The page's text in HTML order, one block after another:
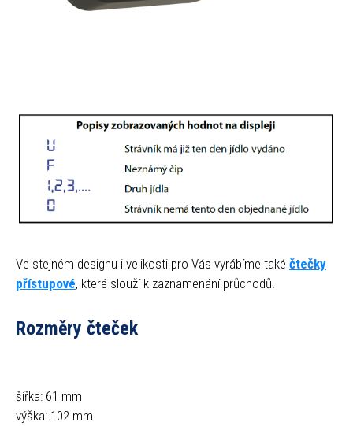
Ve stejném designu i velikosti pro Vás vyrábíme také čtečky
přístupové, které slouží k zaznamenání průchodů.
Rozměry čteček
šířka: 61 mm
výška: 102 mm